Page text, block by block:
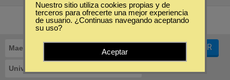
Maestrías
Universidad Autonoma de Madrid
FILTRAR
Nuestro sitio utiliza cookies propias y de
terceros para ofrecerte una mejor experiencia
de usuario. ¿Continuas navegando aceptando
su uso?
Aceptar